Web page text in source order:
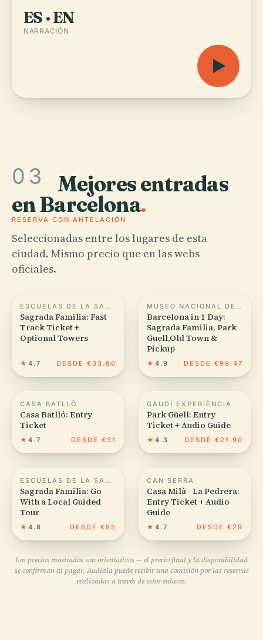
ES · EN
NARRACIÓN
03 Mejores entradas
en Barcelona.
RESERVA CON ANTELACIÓN
Seleccionadas entre los lugares de esta
ciudad. Mismo precio que en las webs
oficiales.
ESCUELAS DE LA SAGRADA FAMILIA
Sagrada Familia: Fast
Track Ticket +
Optional Towers
★ 4.7 DESDE €33.80
MUSEO NACIONAL DE ARTE DE CATALUÑA
Barcelona in 1 Day:
Sagrada Familia, Park
Guell,Old Town &
Pickup
★ 4.9 DESDE €99.47
CASA BATLLÓ
Casa Batlló: Entry
Ticket
★ 4.7 DESDE €31
GAUDÍ EXPERIÈNCIA
Park Güell: Entry
Ticket + Audio Guide
★ 4.3 DESDE €21.90
ESCUELAS DE LA SAGRADA FAMILIA
Sagrada Familia: Go
With a Local Guided
Tour
★ 4.8 DESDE €85
CAN SERRA
Casa Milà - La Pedrera:
Entry Ticket + Audio
Guide
★ 4.7 DESDE €29
Los precios mostrados son orientativos — el precio final y la disponibilidad
se confirman al pagar. Audiala puede recibir una comisión por las reservas
realizadas a través de estos enlaces.